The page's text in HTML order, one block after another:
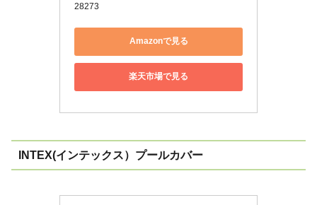
28273
Amazonで見る
楽天市場で見る
INTEX(インテックス）プールカバー